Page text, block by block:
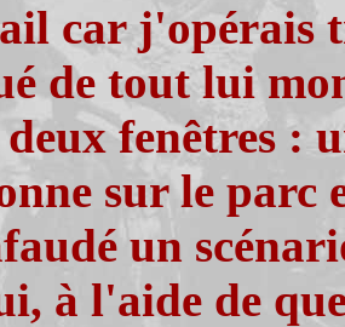
car j'opérais
de tout lui
deux fenêtres :
sur le parc
un
à l'aide de